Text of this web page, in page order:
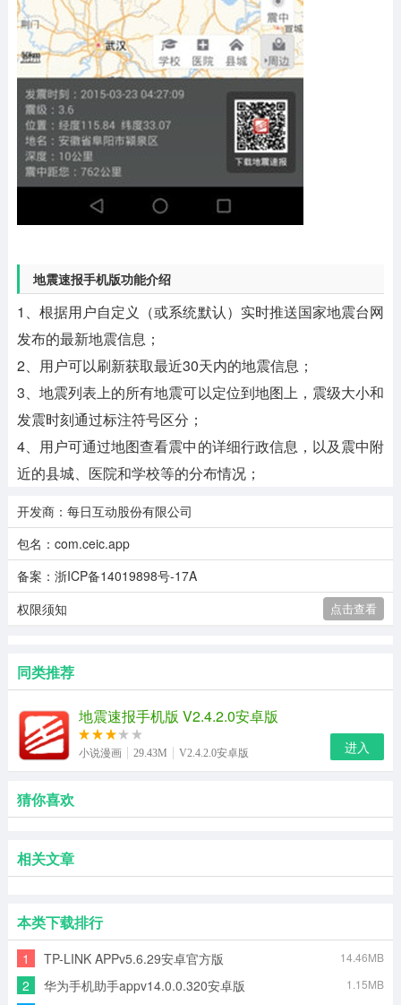
地震速报手机版功能介绍
1、根据用户自定义（或系统默认）实时推送国家地震台网
发布的最新地震信息；
2、用户可以刷新获取最近30天内的地震信息；
3、地震列表上的所有地震可以定位到地图上，震级大小和
发震时刻通过标注符号区分；
4、用户可通过地图查看震中的详细行政信息，以及震中附
近的县城、医院和学校等的分布情况；
开发商：每日互动股份有限公司
包名：com.ceic.app
备案：浙ICP备14019898号-17A
权限须知
点击查看
同类推荐
地震速报手机版 V2.4.2.0安卓版
小说漫画 29.43M V2.4.2.0安卓版 进入
猜你喜欢
相关文章
本类下载排行
1 TP-LINK APPv5.6.29安卓官方版 14.46MB
2 华为手机助手appv14.0.0.320安卓版 1.15MB